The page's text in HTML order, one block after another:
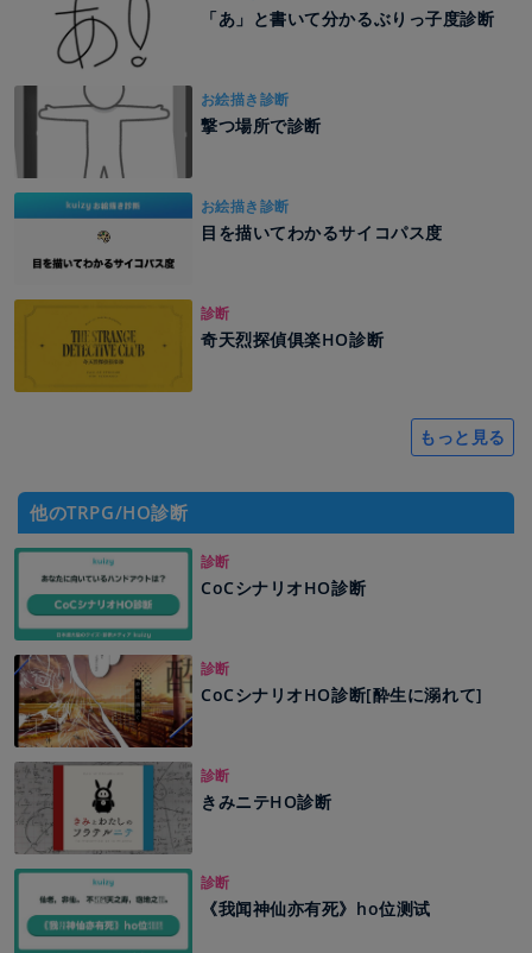
「あ」と書いて分かるぶりっ子度診断
お絵描き診断
撃つ場所で診断
お絵描き診断
目を描いてわかるサイコパス度
診断
奇天烈探偵俱楽HO診断
もっと見る
他のTRPG/HO診断
診断
CoCシナリオHO診断
診断
CoCシナリオHO診断[酔生に溺れて]
診断
きみニテHO診断
診断
《我闻神仙亦有死》ho位测试